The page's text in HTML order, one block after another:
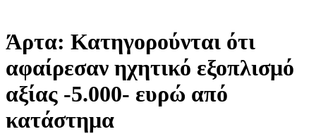
Άρτα: Κατηγορούνται ότι
αφαίρεσαν ηχητικό εξοπλισμό
αξίας -5.000- ευρώ από
κατάστημα